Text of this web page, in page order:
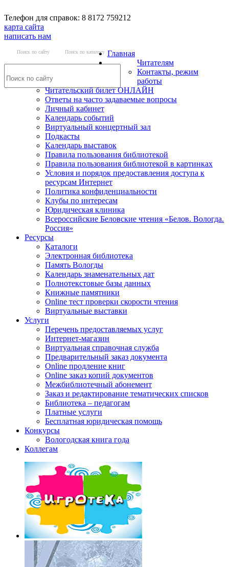
Телефон для справок: 8 8172 759212
карта сайта
написать нам
Поиск по сайту Поиск по каталогу Главная
Читателям
Контакты, режим
работы
Читательский билет ОНЛАЙН
Ответы на часто задаваемые вопросы
Личный кабинет
Календарь событий
Виртуальный концертный зал
Подкасты
Календарь выставок
Правила пользования библиотекой
Правила пользования библиотекой в картинках
Условия и порядок предоставления доступа к
ресурсам Интернет
Политика конфиденциальности
Клубы по интересам
Юридическая клиника
Всероссийские Беловские чтения «Белов. Вологда.
Россия»
Ресурсы
Каталоги
Электронная библиотека
Память Вологды
Календарь знаменательных дат
Полнотекстовые базы данных
Книжные памятники
Online тест проверки скорости чтения
Виртуальные выставки
Услуги
Перечень предоставляемых услуг
Интернет-магазин
Виртуальная справочная служба
Предварительный заказ документа
Online продление книг
Online заказ копий документов
Межбиблиотечный абонемент
Заказ и редактирование тематических списков
Библиотека – педагогам
Платные услуги
Бесплатная юридическая помощь
Конкурсы
Вологодская книга года
Коллегам